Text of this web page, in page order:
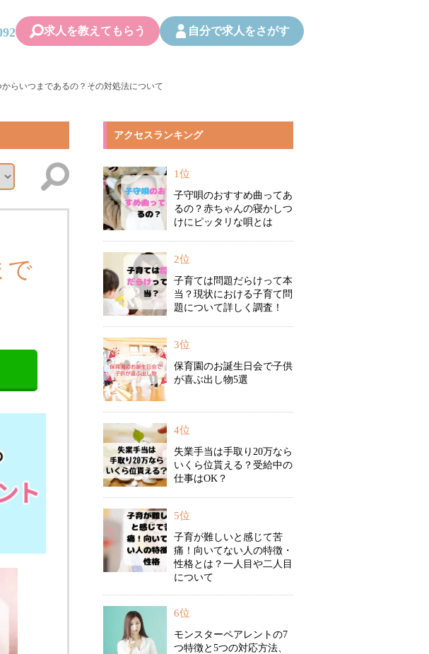
求人を教えてもらう 自分で求人をさがす
らいつまであるの？その対処法について
で
アクセスランキング
1位
子守唄のおすすめ曲ってあ
るの？赤ちゃんの寝かしつ
けにピッタリな唄とは
2位
子育ては問題だらけって本
当？現状における子育て問
題について詳しく調査！
3位
保育園のお誕生日会で子供
が喜ぶ出し物5選
4位
失業手当は手取り20万なら
いくら位貰える？受給中の
仕事はOK？
5位
子育が難しいと感じて苦
痛！向いてない人の特徴・
性格とは？一人目や二人目
について
6位
モンスターペアレントの7
つ特徴と5つの対応方法、